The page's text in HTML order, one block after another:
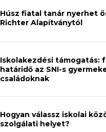
Húsz fiatal tanár nyerhet
Richter Alapítványtól
Iskolakezdési támogatás:
határidő az SNI-s
családoknak
Hogyan válassz iskolai
szolgálati helyet?